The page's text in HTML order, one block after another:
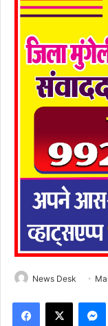
News Desk
Facebook
X